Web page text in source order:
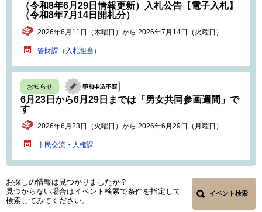
（令和8年6月29日情報更新）入札公告【電子入札】
（令和8年7月14日開札分）
2026年6月11日（木曜日）から 2026年7月14日（火曜日）
管財課（入札担当）
お知らせ
6月23日から6月29日までは「男女共同参画週間」で
す
2026年6月23日（火曜日）から 2026年6月29日（月曜日）
市民交流・人権課
お探しの情報は見つかりましたか？
見つからない場合はイベント検索で条件を指定して
検索してみてください。
イベント検索